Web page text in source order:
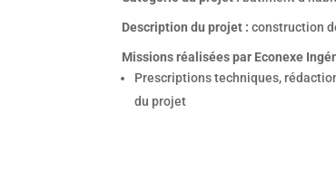
Description du projet :construction
Missions réalisées par Econexe
Prescriptions techniques,
du projet